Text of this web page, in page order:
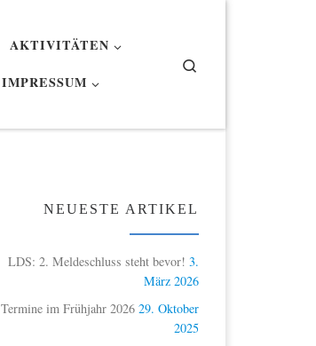
AKTIVITÄTEN
IMPRESSUM
NEUESTE ARTIKEL
LDS: 2. Meldeschluss steht bevor! 3.
März 2026
Termine im Frühjahr 2026 29. Oktober
2025